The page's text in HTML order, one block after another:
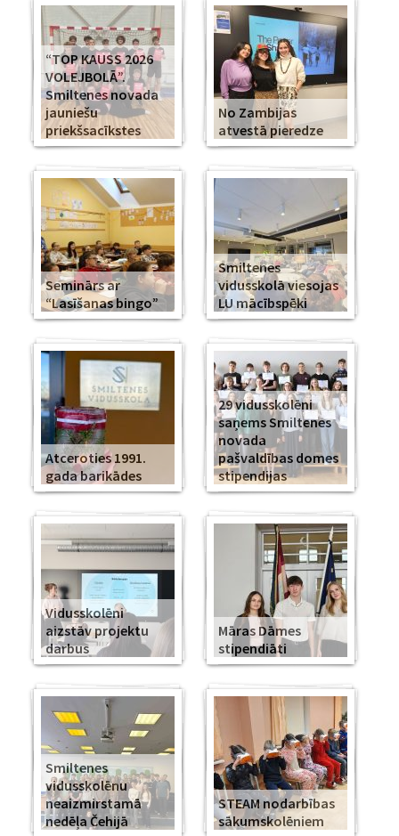
“TOP KAUSS 2026
VOLEJBOLĀ”.
Smiltenes novada
jauniešu
priekšsacīkstes
No Zambijas
atvestā pieredze
Seminārs ar
“Lasīšanas bingo”
Smiltenes
vidusskolā viesojas
LU mācībspēki
Atceroties 1991.
gada barikādes
29 vidusskolēni
saņems Smiltenes
novada
pašvaldības domes
stipendijas
Vidusskolēni
aizstāv projektu
darbus
Māras Dāmes
stipendiāti
Smiltenes
vidusskolēnu
neaizmirstamā
nedēļa Čehijā
STEAM nodarbības
sākumskolēniem